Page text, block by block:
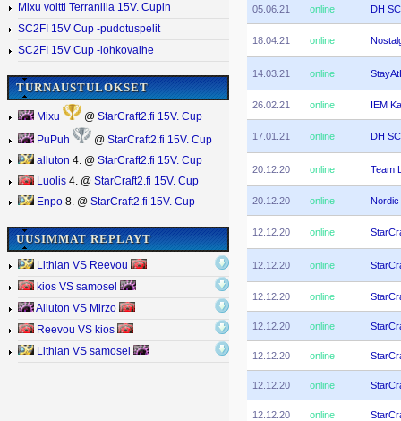
Mixu voitti Terranilla 15V. Cupin
SC2FI 15V Cup -pudotuspelit
SC2FI 15V Cup -lohkovaihe
TURNAUSTULOKSET
Mixu @ StarCraft2.fi 15V. Cup
PuPuh @ StarCraft2.fi 15V. Cup
alluton 4. @ StarCraft2.fi 15V. Cup
Luolis 4. @ StarCraft2.fi 15V. Cup
Enpo 8. @ StarCraft2.fi 15V. Cup
UUSIMMAT REPLAYT
Lithian VS Reevou
kios VS samosel
Alluton VS Mirzo
Reevou VS kios
Lithian VS samosel
05.06.21 online DH
18.04.21 online
14.03.21 online
26.02.21 online IEM
17.01.21 online DH
20.12.20 online Team
20.12.20 online
12.12.20 online
12.12.20 online
12.12.20 online
12.12.20 online
12.12.20 online
12.12.20 online
12.12.20 online